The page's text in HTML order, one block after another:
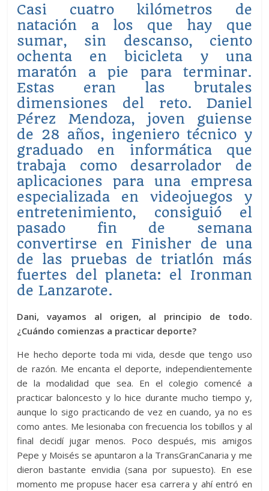
Casi cuatro kilómetros de
natación a los que hay que
sumar, sin descanso, ciento
ochenta en bicicleta y una
maratón a pie para terminar.
Estas eran las brutales
dimensiones del reto. Daniel
Pérez Mendoza, joven guiense
de 28 años, ingeniero técnico y
graduado en informática que
trabaja como desarrolador de
aplicaciones para una empresa
especializada en videojuegos y
entretenimiento, consiguió el
pasado fin de semana
convertirse en Finisher de una
de las pruebas de triatlón más
fuertes del planeta: el Ironman
de Lanzarote.
Dani, vayamos al origen, al principio de todo.
¿Cuándo comienzas a practicar deporte?
He hecho deporte toda mi vida, desde que tengo uso
de razón. Me encanta el deporte, independientemente
de la modalidad que sea. En el colegio comencé a
practicar baloncesto y lo hice durante mucho tiempo y,
aunque lo sigo practicando de vez en cuando, ya no es
como antes. Me lesionaba con frecuencia los tobillos y al
final decidí jugar menos. Poco después, mis amigos
Pepe y Moisés se apuntaron a la TransGranCanaria y me
dieron bastante envidia (sana por supuesto). En ese
momento me propuse hacer esa carrera y ahí entró en